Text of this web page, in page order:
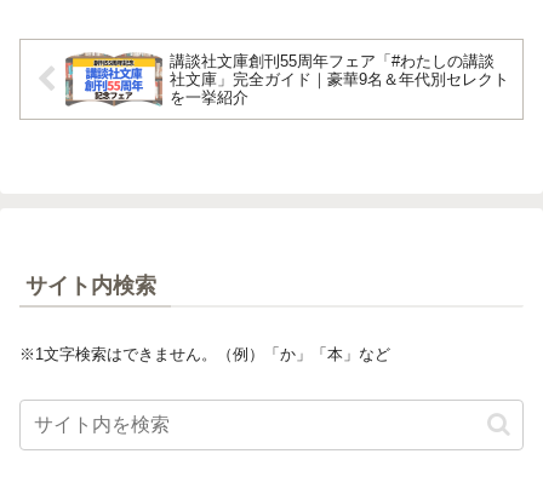
講談社文庫創刊55周年フェア「#わたしの講談
社文庫」完全ガイド｜豪華9名＆年代別セレクト
を一挙紹介
サイト内検索
※1文字検索はできません。（例）「か」「本」など